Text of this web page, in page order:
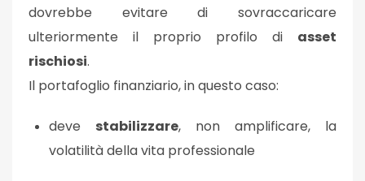
dovrebbe evitare di sovraccaricare
ulteriormente il proprio profilo di asset
rischiosi.
Il portafoglio finanziario, in questo caso:
deve stabilizzare, non amplificare, la
volatilità della vita professionale